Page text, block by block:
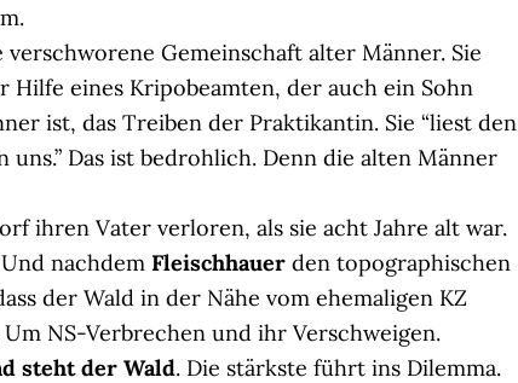
Gemeinschaft alter Männer. Sie
Hilfe eines Kripobeamten, der auch ein Sohn
ist, das Treiben der Praktikantin. Sie “liest den
uns.” Das ist bedrohlich. Denn die alten Männer
ihren Vater verloren, als sie acht Jahre alt war.
nachdem Fleischhauer den topographischen
der Wald in der Nähe vom ehemaligen KZ
NS-Verbrechen und ihr Verschweigen.
steht der Wald. Die stärkste führt ins Dilemma.